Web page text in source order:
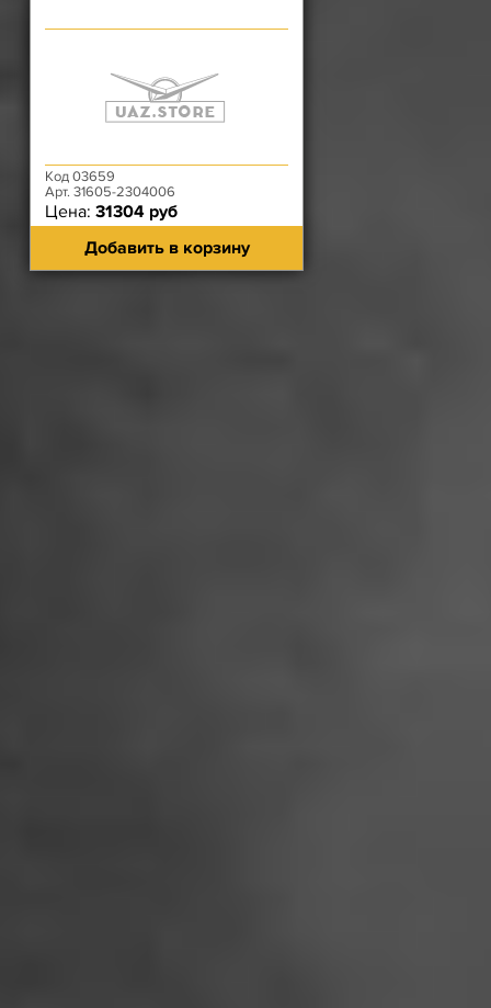
Код 03659
Арт. 31605-2304006
Цена: 31304 руб
Добавить в корзину